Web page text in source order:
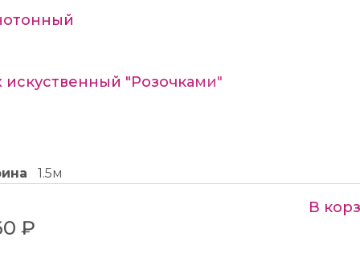
искуственный "Розочками"
1.5м
₽
В